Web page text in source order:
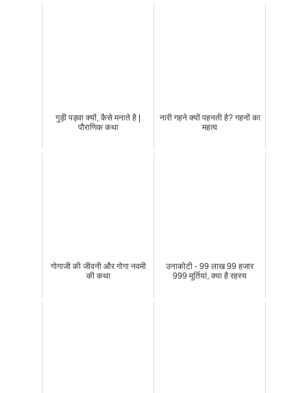
गुड़ी पड़वा क्यों, कैसे मनाते है |
पौराणिक कथा
नारी गहने क्यों पहनती है? गहनों का
महत्व
गोगाजी की जीवनी और गोगा नवमी
की कथा
उनाकोटी - 99 लाख 99 हजार
999 मूर्तियां, क्या है रहस्य